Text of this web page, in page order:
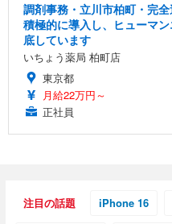
調剤事務・立川市柏町・完
積極的に導入し、ヒューマ
底しています
いちょう薬局 柏町店
東京都
月給22万円～
正社員
注目の話題 iPhone 16